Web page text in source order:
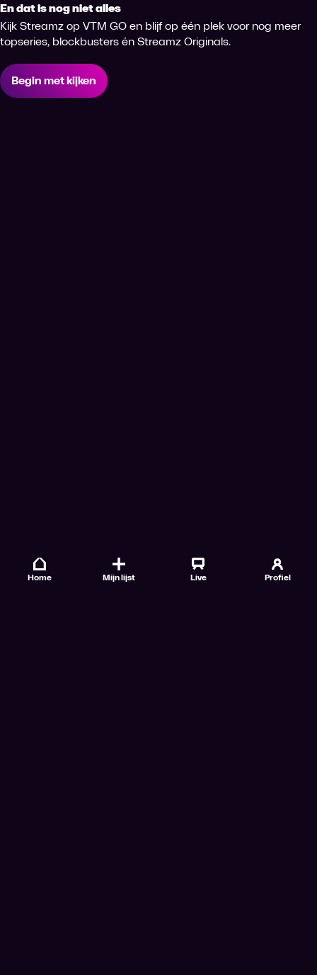
Home Mijn lijst Live Profiel
En dat is nog niet alles
Kijk Streamz op VTM GO en blijf op één plek voor nog meer
topseries, blockbusters én Streamz Originals.
Begin met kijken